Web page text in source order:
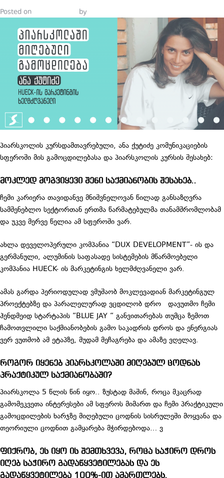
Posted on by
პიარსკოლის კურსდამთავრებული, ანა ქუტიძე კომუნიკაციების
სფეროში მის გამოცდილებასა და პიარსკოლის კურსის შესახებ:
მოკლედ მოგვიყევი შენი საქმიანობის შესახებ..
ჩემი კარიერა თავიდანვე მნიშვნელოვან წილად განსაზღვრა
სამშენებლო სექტორთან ერთმა წარმატებულმა თანამშრომლობამ
და უკვე მერვე წელია ამ სფეროში ვარ.
ახლა დეველოპერული კომპანია “DUX DEVELOPMENT”- ის და
გერმანული, ალუმინის საფასადე სისტემების მწარმოებელი
კომპანია HUECK- ის მარკეტინგის ხელმძღვანელი ვარ.
ამას გარდა პერიოდულად ვმუშაობ მოკლევადიან მარკეტინგულ
პროექტებზე და პარალელურად ვცდილობ დრო დავუთმო ჩემი
ჰენდმეიდ სტარტაპის “BLUE JAY “ განვითარებას თუმცა ზემოთ
ჩამოთვლილი საქმიანობების გამო საკადრის დროს და ენერგიას
ვერ ვუთმობ ამ ეტაპზე, მუდამ მეჩაგრება და ამაზე ვღელავ.
როგორ იყენებ პიარსკოლაში მიღებულ ცოდნას
პრაქტიკულ საქმიანობაში?
პიარსკოლა 5 წლის წინ იყო.. ზუსტად მაშინ, როცა მკაცრად
გამომეკვეთა ინტერესები ამ სფეროს მიმართ და ჩემი პრაქტიკული
გამოცდილების ხარჯზე მიღებული ცოდნის სისრულეში მოყვანა და
თეორიული ცოდნით გამყარება მჭირდებოდა… ვ
ფიქრობ, ეს იყო ის შემთხვევა, როცა საჭირო დროს
იღებ საჭირო გადაწყვეტილებას და ეს
გადაწყვეტილება 100%-ით ამართლებს.